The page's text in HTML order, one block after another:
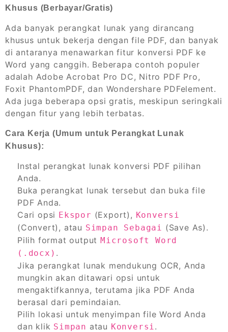
Khusus (Berbayar/Gratis)
Ada banyak perangkat lunak yang dirancang
khusus untuk bekerja dengan file PDF, dan banyak
di antaranya menawarkan fitur konversi PDF ke
Word yang canggih. Beberapa contoh populer
adalah Adobe Acrobat Pro DC, Nitro PDF Pro,
Foxit PhantomPDF, dan Wondershare PDFelement.
Ada juga beberapa opsi gratis, meskipun seringkali
dengan fitur yang lebih terbatas.
Cara Kerja (Umum untuk Perangkat Lunak
Khusus):
Instal perangkat lunak konversi PDF pilihan
Anda.
Buka perangkat lunak tersebut dan buka file
PDF Anda.
Cari opsi Ekspor (Export), Konversi
(Convert), atau Simpan Sebagai (Save As).
Pilih format output Microsoft Word
(.docx) .
Jika perangkat lunak mendukung OCR, Anda
mungkin akan ditawari opsi untuk
mengaktifkannya, terutama jika PDF Anda
berasal dari pemindaian.
Pilih lokasi untuk menyimpan file Word Anda
dan klik Simpan atau Konversi.